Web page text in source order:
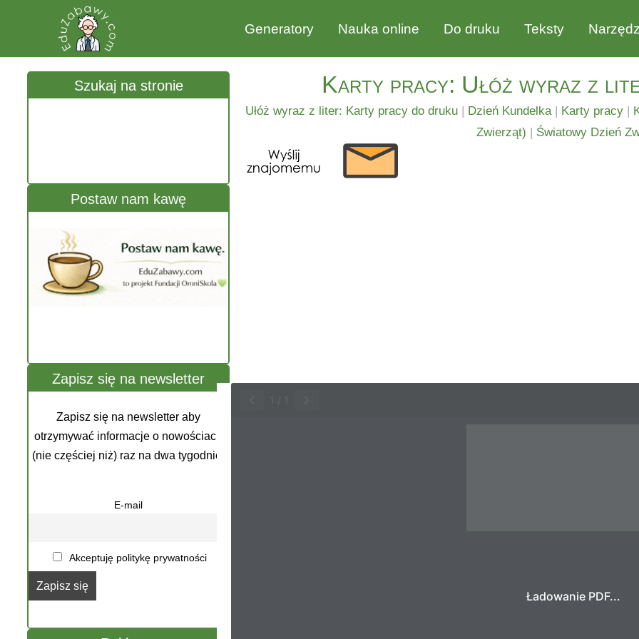
Generatory Nauka online Do druku Teksty
Szukaj na stronie
Postaw nam kawę
Zapisz się na newsletter
Zapisz się na newsletter aby
otrzymywać informacje o nowościach
(nie częściej niż) raz na dwa tygodnie.
E-mail
Akceptuję politykę prywatności
Karty pracy: Ułóż wyraz z
Ułóż wyraz z liter: Karty pracy do druku | Dzień Kundelka| Karty pracy |
Zwierząt) | Światowy Dzień
Ładowanie PDF...